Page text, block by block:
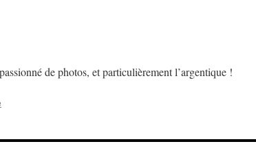
de photos, et particulièrement l’argentique !